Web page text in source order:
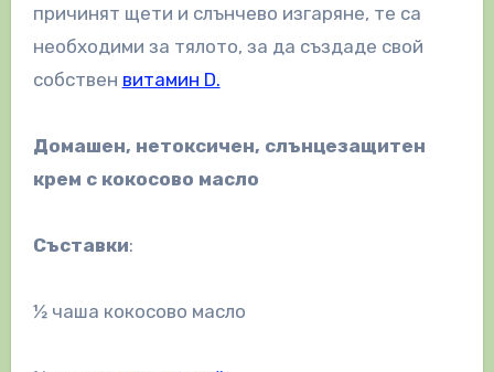
причинят щети и слънчево изгаряне, те са
необходими за тялото, за да създаде свой
собствен витамин D.
Домашен, нетоксичен, слънцезащитен
крем с кокосово масло
Съставки:
½ чаша кокосово масло